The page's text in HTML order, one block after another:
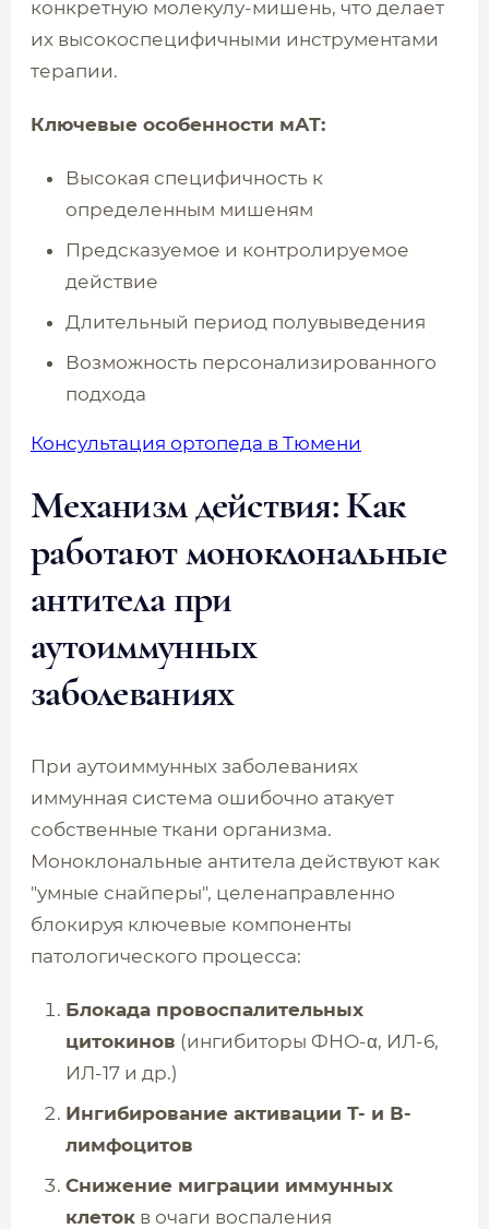
конкретную молекулу-мишень, что делает
их высокоспецифичными инструментами
терапии.
Ключевые особенности мАТ:
Высокая специфичность к
определенным мишеням
Предсказуемое и контролируемое
действие
Длительный период полувыведения
Возможность персонализированного
подхода
Консультация ортопеда в Тюмени
Механизм действия: Как
работают моноклональные
антитела при
аутоиммунных
заболеваниях
При аутоиммунных заболеваниях
иммунная система ошибочно атакует
собственные ткани организма.
Моноклональные антитела действуют как
"умные снайперы", целенаправленно
блокируя ключевые компоненты
патологического процесса:
Блокада провоспалительных
цитокинов (ингибиторы ФНО-α, ИЛ-6,
ИЛ-17 и др.)
Ингибирование активации Т- и В-
лимфоцитов
Снижение миграции иммунных
клеток в очаги воспаления